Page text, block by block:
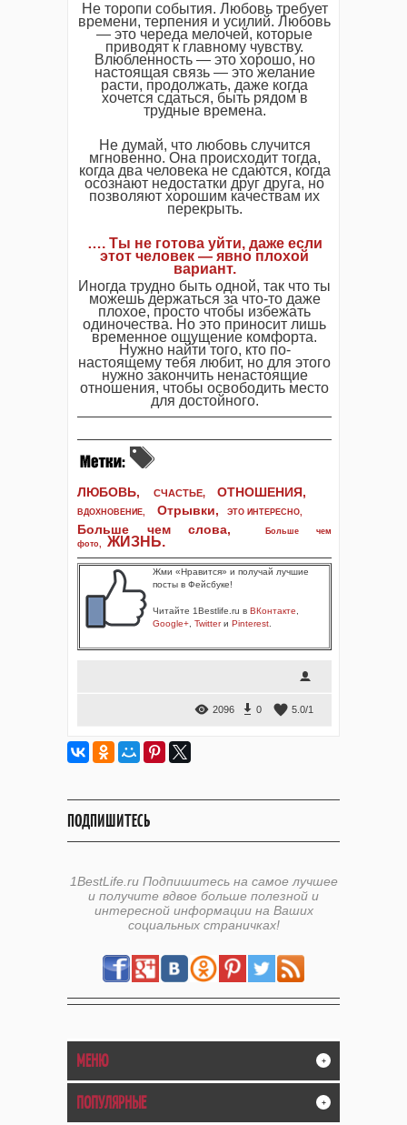
Не торопи события. Любовь требует
времени, терпения и усилий. Любовь
— это череда мелочей, которые
приводят к главному чувству.
Влюбленность — это хорошо, но
настоящая связь — это желание
расти, продолжать, даже когда
хочется сдаться, быть рядом в
трудные времена.
Не думай, что любовь случится
мгновенно. Она происходит тогда,
когда два человека не сдаются, когда
осознают недостатки друг друга, но
позволяют хорошим качествам их
перекрыть.
…. Ты не готова уйти, даже если
этот человек — явно плохой
вариант.
Иногда трудно быть одной, так что ты
можешь держаться за что-то даже
плохое, просто чтобы избежать
одиночества. Но это приносит лишь
временное ощущение комфорта.
Нужно найти того, кто по-
настоящему тебя любит, но для этого
нужно закончить ненастоящие
отношения, чтобы освободить место
для достойного.
ЛЮБОВЬ, СЧАСТЬЕ, ОТНОШЕНИЯ,
ВДОХНОВЕНИЕ, Отрывки, ЭТО ИНТЕРЕСНО,
Больше чем слова,
Больше чем
фото, ЖИЗНЬ.
Жми «Нравится» и получай лучшие
посты в Фейсбуке!
Читайте 1Bestlife.ru в ВКонтакте
Google+ Twitterи Pinterest
2096 0 5.0/1
ПОДПИШИТЕСЬ
1BestLife.ru Подпишитесь на самое лучшее
и получите вдвое больше полезной и
интересной информации на Ваших
социальных страничках!
МЕНЮ +
ПОПУЛЯРНЫЕ +